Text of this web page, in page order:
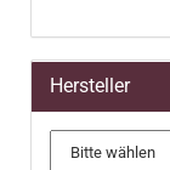
Hersteller